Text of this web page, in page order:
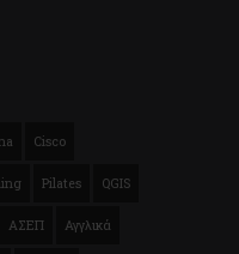
Cisco
Pilates QGIS
ΑΣΕΠ Αγγλικά